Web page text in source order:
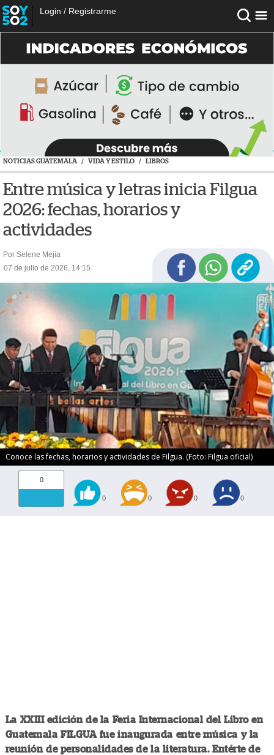
Login / Registrarme
NOTICIAS GUATEMALA / VIDA Y ESTILO / LIBROS
Entre música y letras inicia Filgua
2026: fechas, horarios y
actividades
Por Selene Mejía
07 de julio de 2026, 14:15
Conoce las fechas, horarios y actividades de Filgua. (Foto: Filgua oficial)
0
0 0 0 0
La XXIII edición de la Feria Internacional del Libro en
Guatemala FILGUA fue inaugurada entre música y la
reunión de personalidades de la literatura. Entérte de